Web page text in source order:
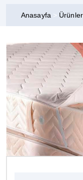
Anasayfa >